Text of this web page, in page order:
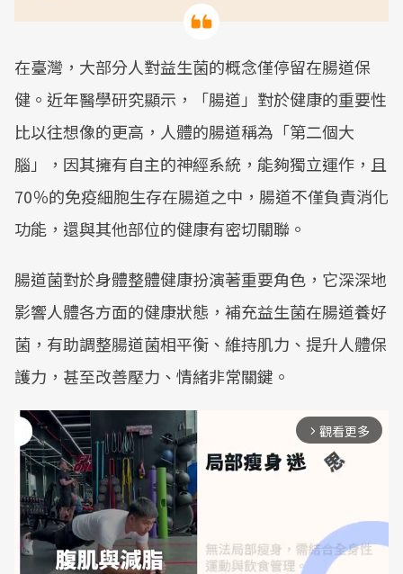
在臺灣，大部分人對益生菌的概念僅停留在腸道保
健。近年醫學研究顯示，「腸道」對於健康的重要性
比以往想像的更高，人體的腸道稱為「第二個大
腦」，因其擁有自主的神經系統，能夠獨立運作，且
70％的免疫細胞生存在腸道之中，腸道不僅負責消化
功能，還與其他部位的健康有密切關聯。
腸道菌對於身體整體健康扮演著重要角色，它深深地
影響人體各方面的健康狀態，補充益生菌在腸道養好
菌，有助調整腸道菌相平衡、維持肌力、提升人體保
護力，甚至改善壓力、情緒非常關鍵。
arrow_forward_ios 觀看更多